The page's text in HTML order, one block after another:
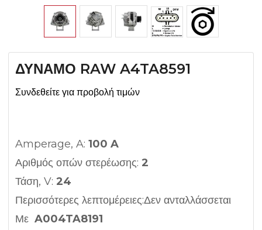
ΔΥΝΑΜΟ RAW A4TA8591
Συνδεθείτε για προβολή τιμών
Amperage, A: 100 A
Αριθμός οπών στερέωσης: 2
Τάση, V: 24
Περισσότερες λεπτομέρειες:Δεν ανταλλάσσεται
Με A004TA8191